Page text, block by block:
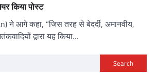
किया पोस्ट
ने आगे कहा, “जिस तरह से बेदर्दी, अमानवीय,
द्वारा यह किया…
Search